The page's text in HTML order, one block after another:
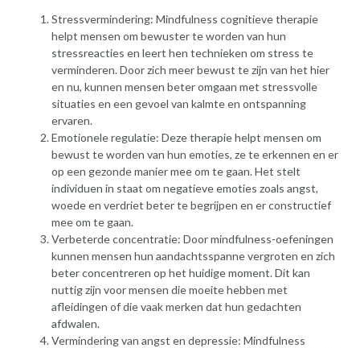
Stressvermindering: Mindfulness cognitieve therapie
helpt mensen om bewuster te worden van hun
stressreacties en leert hen technieken om stress te
verminderen. Door zich meer bewust te zijn van het hier
en nu, kunnen mensen beter omgaan met stressvolle
situaties en een gevoel van kalmte en ontspanning
ervaren.
Emotionele regulatie: Deze therapie helpt mensen om
bewust te worden van hun emoties, ze te erkennen en er
op een gezonde manier mee om te gaan. Het stelt
individuen in staat om negatieve emoties zoals angst,
woede en verdriet beter te begrijpen en er constructief
mee om te gaan.
Verbeterde concentratie: Door mindfulness-oefeningen
kunnen mensen hun aandachtsspanne vergroten en zich
beter concentreren op het huidige moment. Dit kan
nuttig zijn voor mensen die moeite hebben met
afleidingen of die vaak merken dat hun gedachten
afdwalen.
Vermindering van angst en depressie: Mindfulness